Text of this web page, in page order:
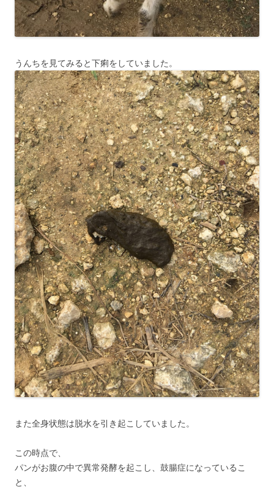
うんちを見てみると下痢をしていました。
また全身状態は脱水を引き起こしていました。
この時点で、
パンがお腹の中で異常発酵を起こし、鼓腸症になっているこ
と、